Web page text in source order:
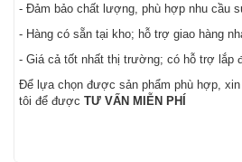
- Đảm bảo chất lượng, phù hợp nhu cầu
- Hàng có sẵn tại kho; hỗ trợ giao hàng
- Giá cả tốt nhất thị trường; có hỗ trợ lắp
Để lựa chọn được sản phẩm phù hợp,
tôi để được TƯ VẤN MIỄN PHÍ